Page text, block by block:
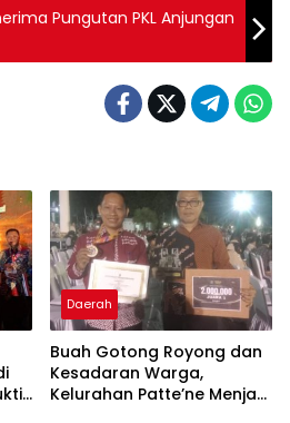
Pungutan PKL Anjungan
Daerah
Buah Gotong Royong dan
Kesadaran Warga,
Kelurahan Patte’ne Menjadi